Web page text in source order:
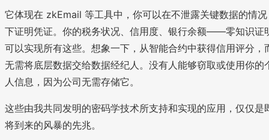
它体现在 zkEmail 等工具中，你可以在不泄露关键数据的情况
下证明凭证。你的税务状况、信用度、银行余额——零知识证
可以实现所有这些。想象一下，从智能合约中获得信用评分，
无需将底层数据交给数据经纪人。没有人能够窃取或使用你的
人信息，因为公司无需存储它。
这些由我共同发明的密码学技术所支持和实现的应用，仅仅是
将到来的风暴的先兆。